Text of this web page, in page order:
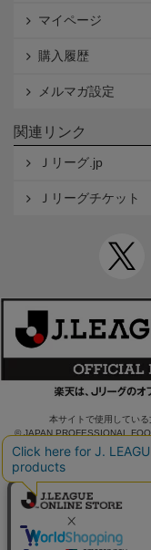
マイページ
購入履歴
メルマガ設定
関連リンク
Ｊリーグ.jp
Ｊリーグチケット
本サイトで使用してい
© JAPAN PROFESSIONAL